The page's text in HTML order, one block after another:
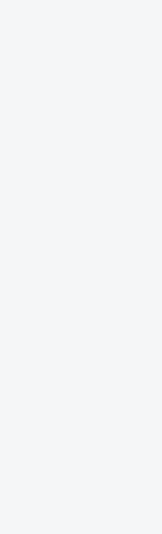
Ich bin für die
Danach
Wie hoch ist
Viktoria ist für
Full-Time-Job.
Spielplan. Zum
Wirst Du auch
Wenn es vom
unserem Spiel in
Fahrrad nach